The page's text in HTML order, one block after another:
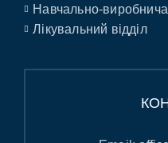
Навчально-
Лікувальний відділ